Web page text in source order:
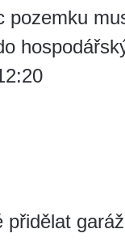
pozemku
přidělat